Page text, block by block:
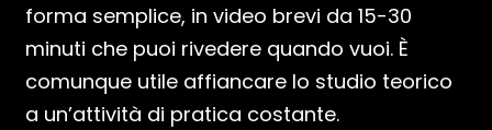
forma semplice, in video brevi da 15-30
minuti che puoi rivedere quando vuoi. È
comunque utile affiancare lo studio teorico
a un’attività di pratica costante.